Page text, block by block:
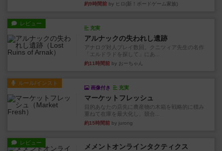
約9時間前 by ヒロ(新！ボードゲーム家族)
レビュー
充実
アルナックの失われし遺跡
アナログ対人プレイ数回。クニツィア先生の名作
「エルドラドを探して」にあ...
約11時間前 by おーちゃん
ルール/インスト
画像付き 充実
マーケットフレッシュ
目的あなたの店先に農産物の木箱を戦略的に積み
重ねて在庫を最大化し、競合...
約15時間前 by jurong
レビュー メメントオンラインタクティクス